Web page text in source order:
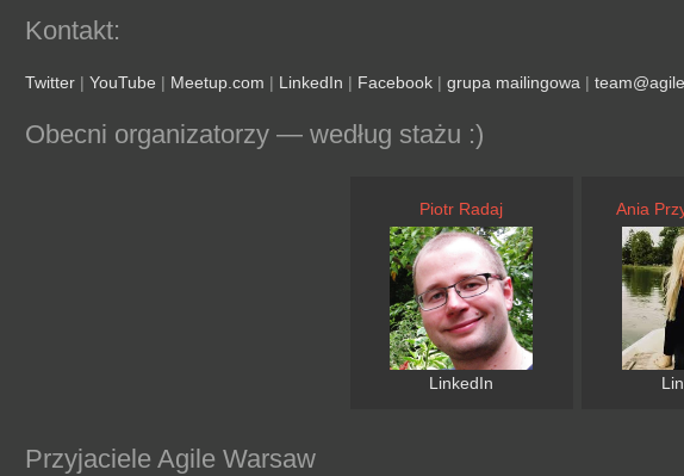
Kontakt:
Twitter | YouTube | Meetup.com | LinkedIn | Facebook | grupa mailingowa |
Obecni organizatorzy — według stażu :)
Piotr Radaj
LinkedIn
Ania
Przyjaciele Agile Warsaw